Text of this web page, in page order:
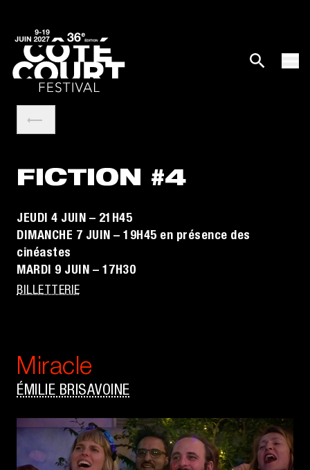
FICTION #4
JEUDI 4 JUIN – 21H45
DIMANCHE 7 JUIN – 19H45 en présence des
cinéastes
MARDI 9 JUIN – 17H30
BILLETTERIE
Miracle
ÉMILIE BRISAVOINE